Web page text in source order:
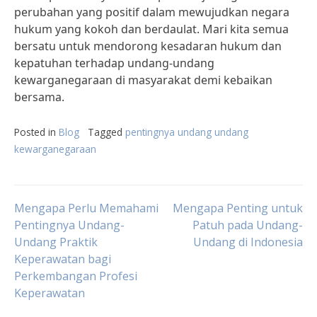
perubahan yang positif dalam mewujudkan negara
hukum yang kokoh dan berdaulat. Mari kita semua
bersatu untuk mendorong kesadaran hukum dan
kepatuhan terhadap undang-undang
kewarganegaraan di masyarakat demi kebaikan
bersama.
Posted in Blog Tagged pentingnya undang undang
kewarganegaraan
Post
navigation
Mengapa Perlu Memahami
Pentingnya Undang-
Undang Praktik
Keperawatan bagi
Perkembangan Profesi
Keperawatan
Mengapa Penting untuk
Patuh pada Undang-
Undang di Indonesia